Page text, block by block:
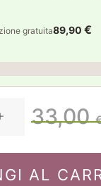
gratuita89,90€
33,00
AL